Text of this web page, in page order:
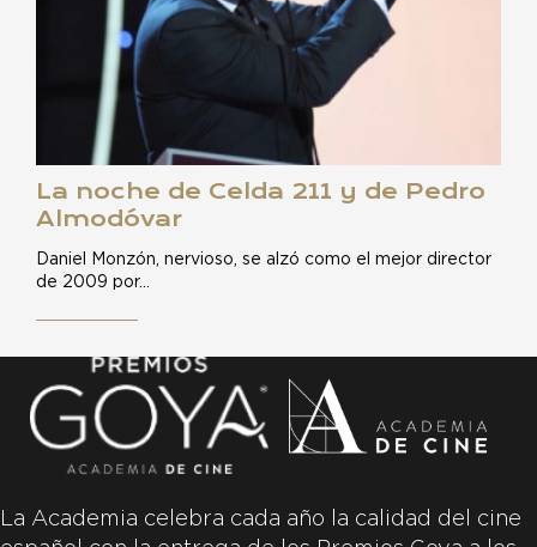
La noche de Celda 211 y de Pedro
Almodóvar
Daniel Monzón, nervioso, se alzó como el mejor director
de 2009 por…
La Academia celebra cada año la calidad del cine